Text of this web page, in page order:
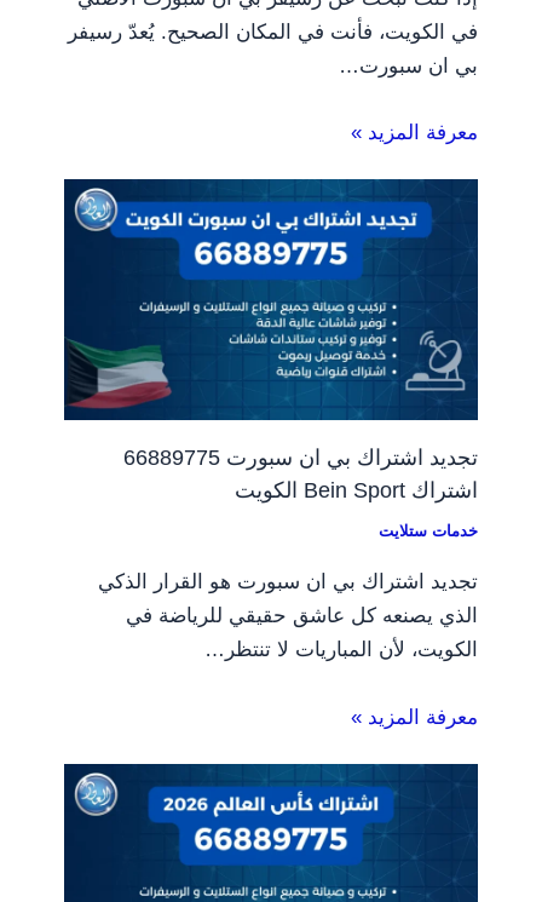
في الكويت، فأنت في المكان الصحيح. يُعدّ رسيفر
بي ان سبورت…
معرفة المزيد »
تجديد اشتراك بي ان سبورت 66889775
اشتراك Bein Sport الكويت
خدمات ستلايت
تجديد اشتراك بي ان سبورت هو القرار الذكي
الذي يصنعه كل عاشق حقيقي للرياضة في
الكويت، لأن المباريات لا تنتظر…
معرفة المزيد »